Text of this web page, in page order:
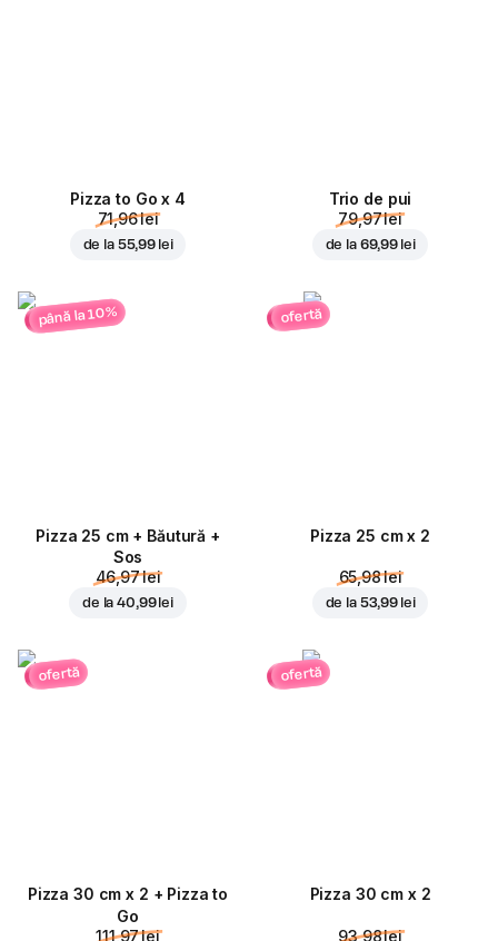
Pizza to Go x 4
71,96 lei
de la 55,99 lei
Trio de pui
79,97 lei
de la 69,99 lei
până la 10%
Pizza 25 cm + Băutură +
Sos
46,97 lei
de la40,99 lei
ofertă
Pizza 25 cm x 2
65,98 lei
de la 53,99 lei
ofertă
Pizza 30 cm x 2 + Pizza to
Go
111,97 lei
ofertă
Pizza 30 cm x 2
93,98 lei